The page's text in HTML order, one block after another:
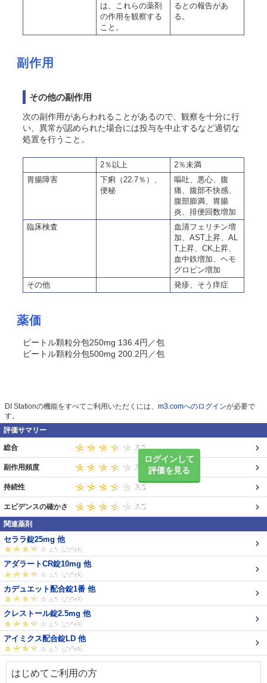
は、これらの薬剤
の作用を観察する
こと。
るとの報告があ
る。
副作用
その他の副作用
次の副作用があらわれることがあるので、観察を十分に行
い、異常が認められた場合には投与を中止するなど適切な
処置を行うこと。
2％以上
2％未満
胃腸障害
下痢（22.7％）、
便秘
嘔吐、悪心、腹
痛、腹部不快感、
腹部膨満、胃腸
炎、排便回数増加
臨床検査
血清フェリチン増
加、AST上昇、AL
T上昇、CK上昇、
血中鉄増加、ヘモ
グロビン増加
その他
発疹、そう痒症
薬価
ピートル顆粒分包250mg 136.4円／包
ピートル顆粒分包500mg 200.2円／包
DI Stationの機能をすべてご利用いただくには、 m3.comへのログインが必要で
す。
評価サマリー
ログインして
評価を見る
総合
副作用頻度
持続性
エビデンスの確かさ
関連薬剤
セララ錠25mg 他
アダラートCR錠10mg 他
カデュエット配合錠1番 他
クレストール錠2.5mg 他
アイミクス配合錠LD 他
はじめてご利用の方